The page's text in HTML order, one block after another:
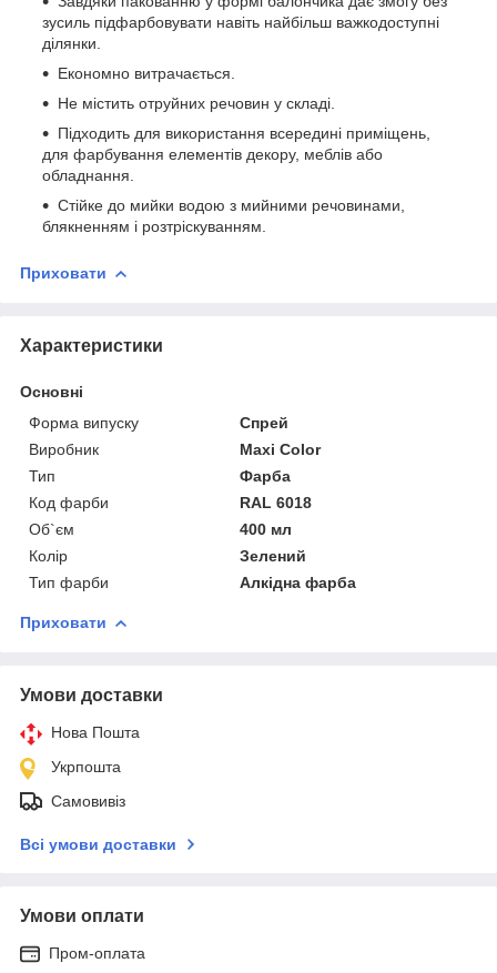
зусиль підфарбовувати навіть найбільш важкодоступні
ділянки.
Економно витрачається.
Не містить отруйних речовин у складі.
Підходить для використання всередині приміщень,
для фарбування елементів декору, меблів або
обладнання.
Стійке до мийки водою з мийними речовинами,
блякненням і розтріскуванням.
Приховати
Характеристики
Основні
Форма випуску
Спрей
Виробник
Maxi Color
Тип
Фарба
Код фарби
RAL 6018
Об`єм
400 мл
Колір
Зелений
Тип фарби
Алкідна фарба
Приховати
Умови доставки
Нова Пошта
Укрпошта
Самовивіз
Всі умови доставки
Умови оплати
Пром-оплата